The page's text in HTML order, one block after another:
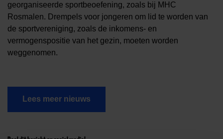
georganiseerde sportbeoefening, zoals bij MHC
Rosmalen. Drempels voor jongeren om lid te worden van
de sportvereniging, zoals de inkomens- en
vermogenspositie van het gezin, moeten worden
weggenomen.
Lees meer nieuws